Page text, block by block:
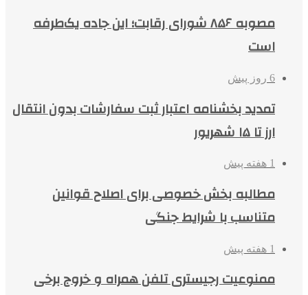
مصوبه ۸۵۶ شورای رقابت؛ این جاده یک‌طرفه
است
6 روز پیش
تمدید بخشنامه اعتبار ثبت سفارشات بدون انتقال
ارز تا ۱۵ شهریور
1 هفته پیش
مطالبه بخش خصوصی برای اصلاح قوانین
متناسب با شرایط جنگی
1 هفته پیش
ممنوعیت رجیستری تلفن همراه و خروج برخی